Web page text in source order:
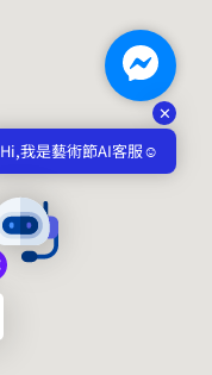
✕
Hi,我是藝術節AI客服☺️